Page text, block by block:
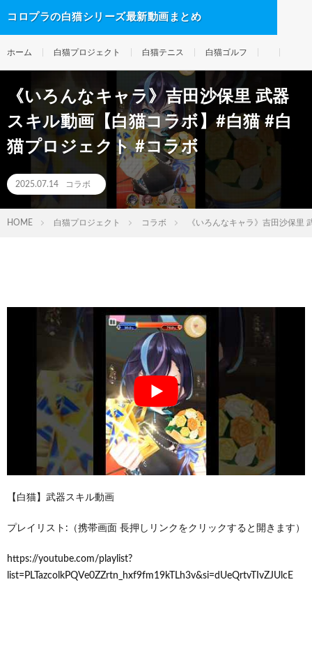
コロプラの白猫シリーズ最新動画まとめ
ホーム 白猫プロジェクト 白猫テニス 白猫ゴルフ
《いろんなキャラ》吉田沙保里 武器
スキル動画【白猫コラボ】#白猫 #白
猫プロジェクト #コラボ
2025.07.14 コラボ
HOME 白猫プロジェクト コラボ 《いろんなキャラ》吉田沙保里
【白猫】武器スキル動画
プレイリスト:（携帯画面 長押しリンクをクリックすると開きます）
https://youtube.com/playlist?
list=PLTazcolkPQVe0ZZrtn_hxf9fm19kTLh3v&si=dUeQrtvTIvZJUlcE